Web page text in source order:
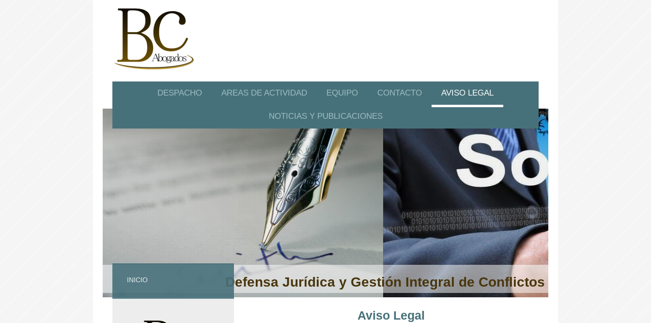
DESPACHO AREAS DE ACTIVIDAD EQUIPO CONTACTO AVISO LEGAL
NOTICIAS Y PUBLICACIONES
Defensa Jurídica y Gestión Integral de Conflictos
Aviso Legal
INICIO